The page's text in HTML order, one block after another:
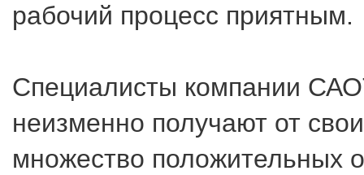
рабочий процесс приятным.
Специалисты компании
неизменно получают от
множество положительных